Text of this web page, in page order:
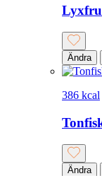
Ändra
386 kcal
Ändra